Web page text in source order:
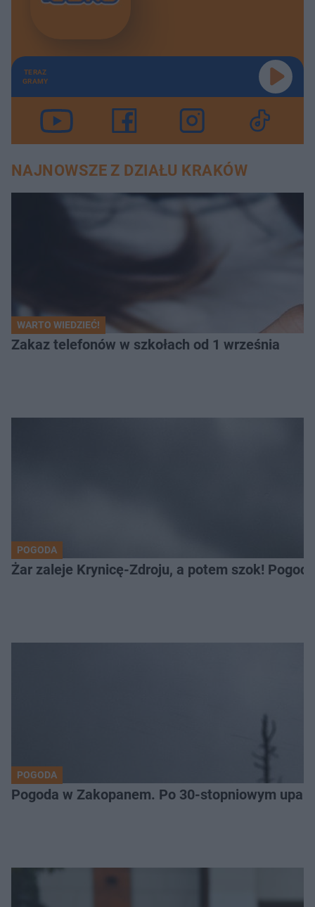
TERAZ
GRAMY
NAJNOWSZE Z DZIAŁU KRAKÓW
WARTO WIEDZIEĆ!
Zakaz telefonów w szkołach od 1 września
POGODA
Żar zaleje Krynicę-Zdroju, a potem szok!
POGODA
Pogoda w Zakopanem. Po 30-stopniowym